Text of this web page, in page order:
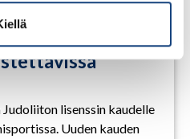
lisenssin kaudelle
Uuden kauden